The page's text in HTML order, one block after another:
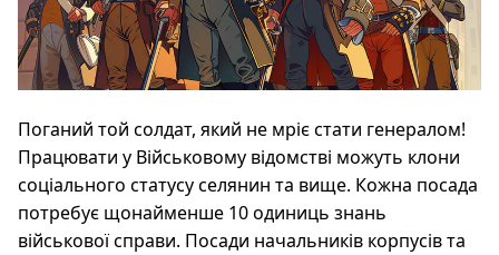
Поганий той солдат, який не мріє стати генералом!
Працювати у Військовому відомстві можуть клони
соціального статусу селянин та вище. Кожна посада
потребує щонайменше 10 одиниць знань
військової справи. Посади начальників корпусів та